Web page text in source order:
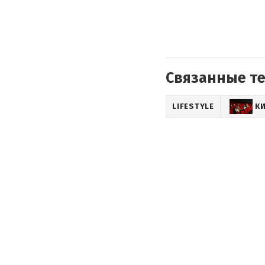
Связанные
LIFESTYLE